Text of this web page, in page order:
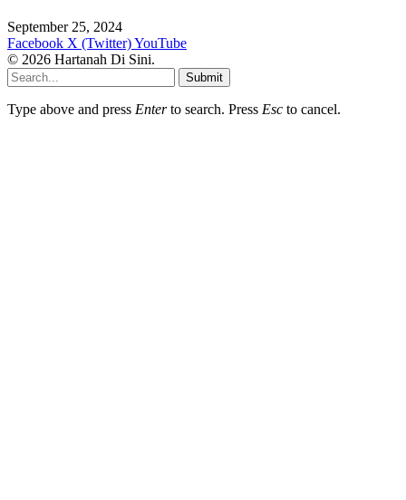
September 25, 2024
Facebook X (Twitter)YouTube
© 2026 Hartanah Di Sini.
Submit
Type above and press Enterto search. Press Esc to cancel.